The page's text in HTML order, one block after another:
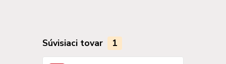
Súvisiaci tovar 1